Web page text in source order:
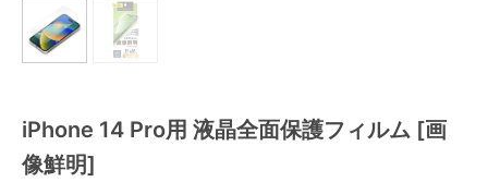
iPhone 14 Pro用 液晶全面保護フィルム [画
像鮮明]